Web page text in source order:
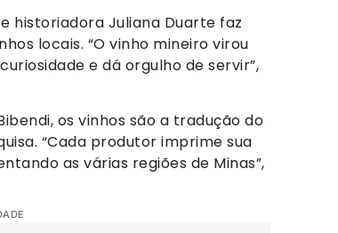
historiadora Juliana Duarte faz
locais. “O vinho mineiro virou
e dá orgulho de servir”,
os vinhos são a tradução do
“Cada produtor imprime sua
as várias regiões de Minas”,